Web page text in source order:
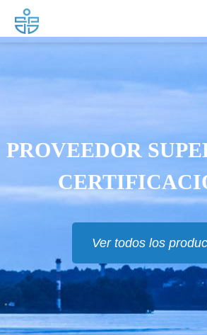
PROVEEDOR
Ver todos los